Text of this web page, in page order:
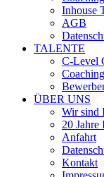
Inhouse
AGB
TALENTE
C-Level
Coaching
ÜBER UNS
Wir sind
20 Jahre
Anfahrt
Kontakt